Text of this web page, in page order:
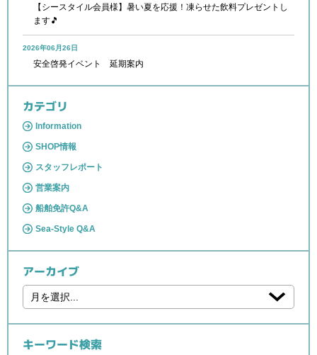
【シースタイル会員様】暑い夏を応援！凍らせた飲料プレゼントし
ます🎵
2026年06月26日
安全啓発イベント 延期案内
カテゴリ
Information
SHOP情報
スタッフレポート
営業案内
船舶免許Q&A
Sea-Style Q&A
アーカイブ
キーワード検索